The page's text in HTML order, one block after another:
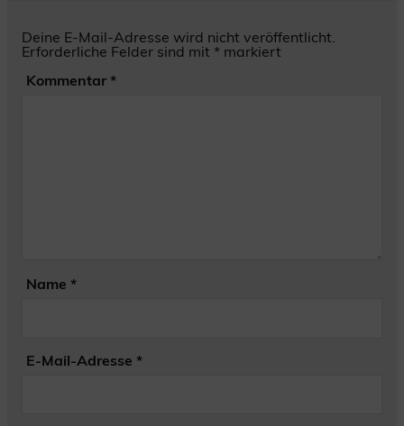
Deine E-Mail-Adresse wird nicht veröffentlicht.
Erforderliche Felder sind mit * markiert
Kommentar *
Name *
E-Mail-Adresse *